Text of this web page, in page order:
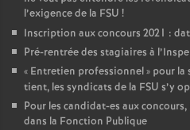
l’exigence de la FSU !
Inscription aux concours 2021 :
Pré-rentrée des stagiaires à
« Entretien professionnel» pour la
tient, les syndicats de la FSU s’y
Pour les candidat-es aux
dans la Fonction Publique